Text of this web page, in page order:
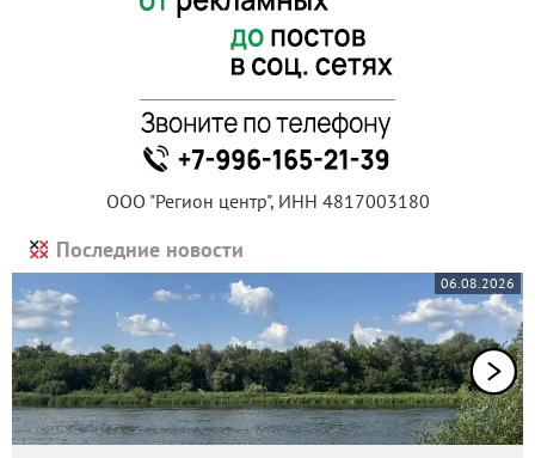
ООО "Регион центр", ИНН 4817003180
Последние новости
06.08.2026